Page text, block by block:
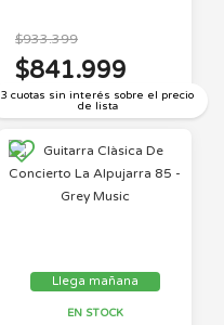
3 cuotas sin interés sobre el precio
de lista
$933.399
$841.999
Llega mañana
EN STOCK